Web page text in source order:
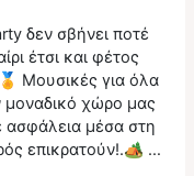
δεν σβήνει ποτέ
έτσι και φέτος
Μουσικές για όλα
μοναδικό χώρο μας
ασφάλεια μέσα στη
επικρατούν!.🏕️ …